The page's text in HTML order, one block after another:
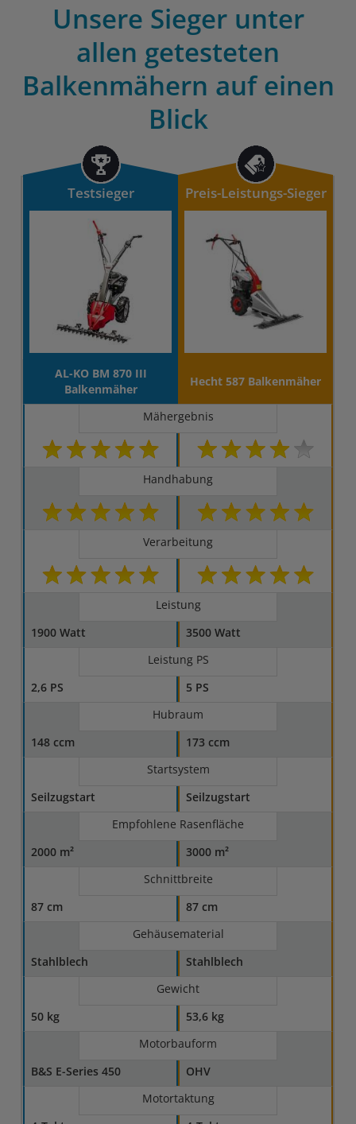
Unsere Sieger unter
allen getesteten
Balkenmähern auf einen
Blick
Testsieger Preis-Leistungs-Sieger
AL-KO BM 870 III
Balkenmäher
Hecht 587 Balkenmäher
Mähergebnis
Handhabung
Verarbeitung
Leistung
1900 Watt
3500 Watt
Leistung PS
2,6 PS
5 PS
Hubraum
148 ccm
173 ccm
Startsystem
Seilzugstart
Seilzugstart
Empfohlene Rasenfläche
2000 m²
3000 m²
Schnittbreite
87 cm
87 cm
Gehäusematerial
Stahlblech
Stahlblech
Gewicht
50 kg
53,6 kg
Motorbauform
B&S E-Series 450
OHV
Motortaktung